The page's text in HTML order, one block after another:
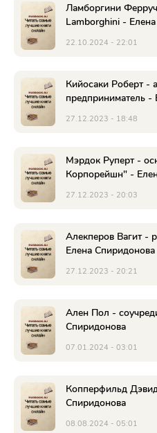
Ламборгини
Lamborghini -
22.10.2024 - 22:01
Кийосаки Роберт -
предприниматель -
27.12.2023 - 18:48
Мэрдок Руперт -
Корпорейшн" -
27.12.2023 - 20:03
Алекперов Вагит -
Елена Спиридонова
27.12.2023 - 20:21
Ален Пол -
Спиридонова
07.01.2024 - 03:01
Копперфильд
Спиридонова
08.08.2024 - 05:01